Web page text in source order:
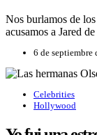
Nos burlamos de
acusamos a Jared
6 de septiembre
Celebrities
Hollywood